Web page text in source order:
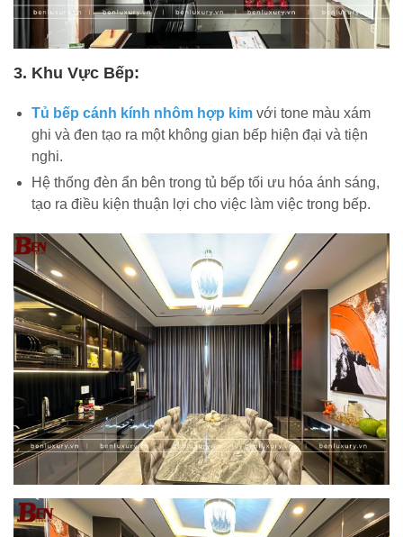
3. Khu Vực Bếp:
Tủ bếp cánh kính nhôm hợp kim với tone màu xám
ghi và đen tạo ra một không gian bếp hiện đại và tiện
nghi.
Hệ thống đèn ẩn bên trong tủ bếp tối ưu hóa ánh sáng,
tạo ra điều kiện thuận lợi cho việc làm việc trong bếp.